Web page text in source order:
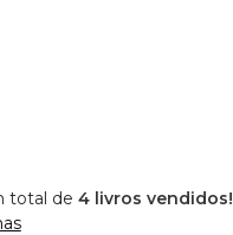
total de 4 livros vendidos!